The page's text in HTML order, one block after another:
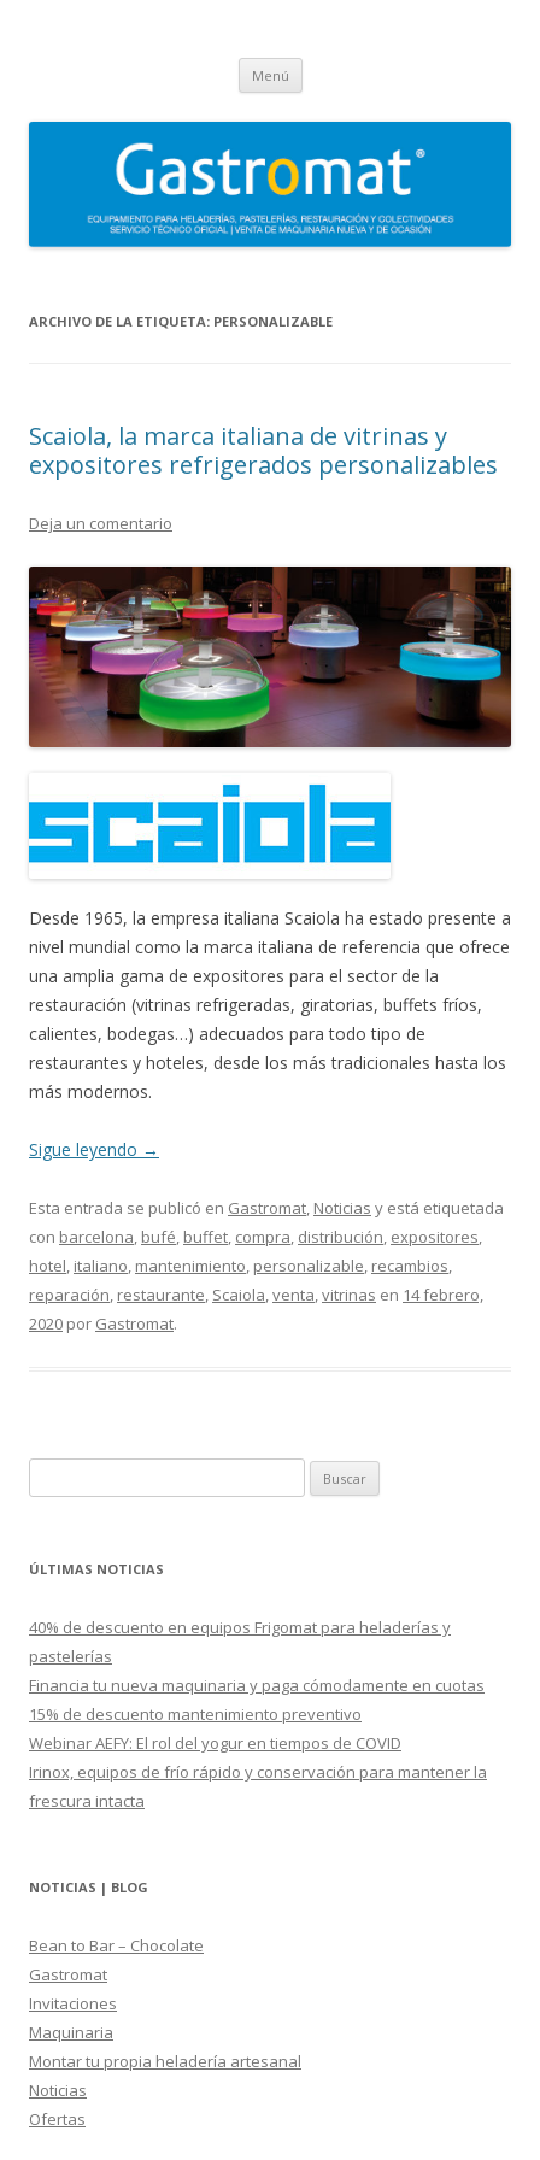
de maquinaria para heladerías, pastelerías, restauración y
Menú Saltar
contenido
ARCHIVO DE LA ETIQUETA: PERSONALIZABLE
Scaiola, la marca italiana de vitrinas y
expositores refrigerados personalizables
Deja un comentario
Desde 1965, la empresa italiana Scaiola ha estado presente a
nivel mundial como la marca italiana de referencia que ofrece
una amplia gama de expositores para el sector de la
restauración (vitrinas refrigeradas, giratorias, buffets fríos,
calientes, bodegas…) adecuados para todo tipo de
restaurantes y hoteles, desde los más tradicionales hasta los
más modernos.
Sigue leyendo →
Esta entrada se publicó en Gastromat Noticias y está etiquetada
con barcelona bufé buffet compra distribución expositores
hotel italiano mantenimiento personalizable recambios
reparación restaurante Scaiola venta vitrinas en 14 febrero,
2020 por Gastromat.
u
c
ÚLTIMAS NOTICIAS
40% de descuento en equipos Frigomat para heladerías y
pastelerías
Financia tu nueva maquinaria y paga cómodamente en cuotas
15% de descuento mantenimiento preventivo
Webinar AEFY: El rol del yogur en tiempos de COVID
Irinox, equipos de frío rápido y conservación para mantener la
frescura intacta
NOTICIAS | BLOG
Bean to Bar – Chocolate
Gastromat
Invitaciones
Maquinaria
Montar tu propia heladería artesanal
Noticias
Ofertas